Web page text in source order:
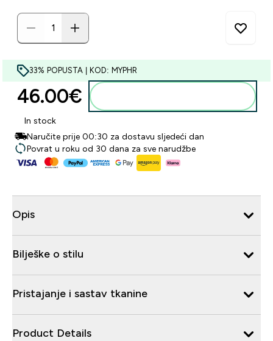
33% POPUSTA | KOD: MYPHR
46.00€‎
In stock
Naručite prije 00:30 za dostavu sljedeći dan
Povrat u roku od 30 dana za sve narudžbe
Opis
Bilješke o stilu
Pristajanje i sastav tkanine
Product Details